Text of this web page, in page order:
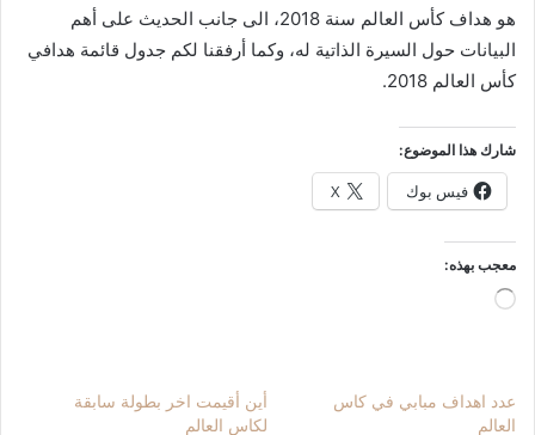
هو هداف كأس العالم سنة 2018، الى جانب الحديث على أهم
البيانات حول السيرة الذاتية له، وكما أرفقنا لكم جدول قائمة هدافي
كأس العالم 2018.
شارك هذا الموضوع:
فيس بوك X
معجب بهذه:
جاري
عدد اهداف مبابي في كاس
العالم
أين أقيمت اخر بطولة سابقة
لكاس العالم